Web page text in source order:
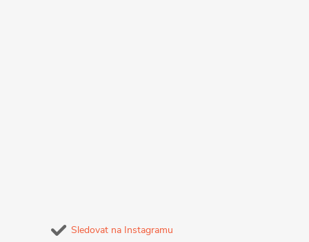
Sledovat na Instagramu